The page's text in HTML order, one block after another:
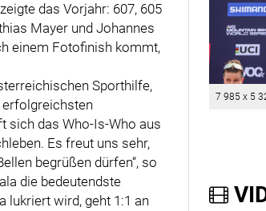
das Vorjahr: 607, 605
Mayer und Johannes
einem Fotofinish kommt,
Sporthilfe,
erfolgreichsten
sich das Who-Is-Who aus
Es freut uns sehr,
begrüßen dürfen“, so
die bedeutendste
lukriert wird, geht 1:1 an
7 985 x 5